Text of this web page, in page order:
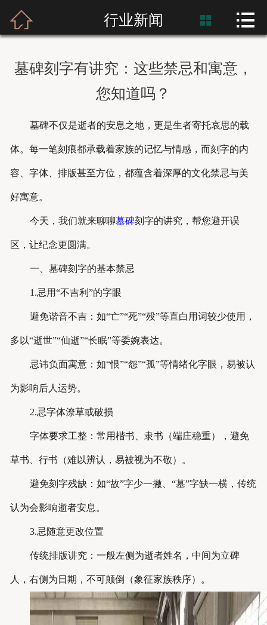
首页
新闻资讯
产品应用
工程案例
 行业新闻  
墓碑刻字有讲究：这些禁忌和寓意，
您知道吗？
墓碑不仅是逝者的安息之地，更是生者寄托哀思的载
体。每一笔刻痕都承载着家族的记忆与情感，而刻字的内
容、字体、排版甚至方位，都蕴含着深厚的文化禁忌与美
好寓意。
今天，我们就来聊聊墓碑刻字的讲究，帮您避开误
区，让纪念更圆满。
一、墓碑刻字的基本禁忌
1.忌用“不吉利”的字眼
避免谐音不吉：如“亡”“死”“殁”等直白用词较少使用，
多以“逝世”“仙逝”“长眠”等委婉表达。
忌讳负面寓意：如“恨”“怨”“孤”等情绪化字眼，易被认
为影响后人运势。
2.忌字体潦草或破损
字体要求工整：常用楷书、隶书（端庄稳重），避免
草书、行书（难以辨认，易被视为不敬）。
避免刻字残缺：如“故”字少一撇、“墓”字缺一横，传统
认为会影响逝者安息。
3.忌随意更改位置
传统排版讲究：一般左侧为逝者姓名，中间为立碑
人，右侧为日期，不可颠倒（象征家族秩序）。